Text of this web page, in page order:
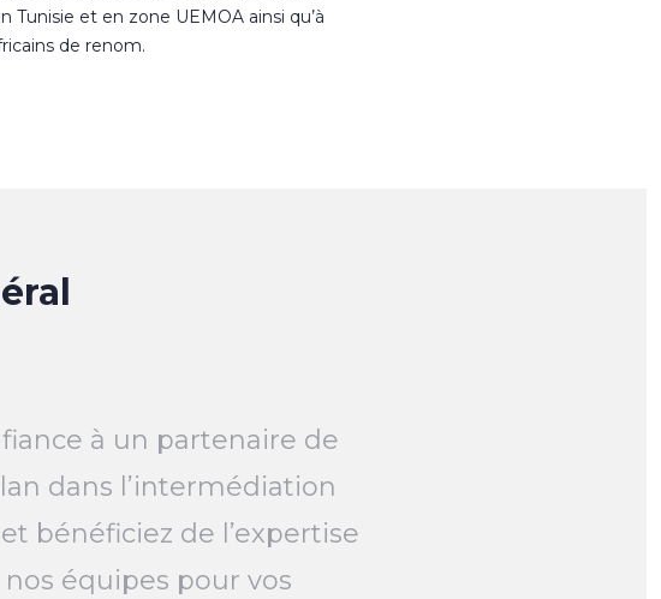
et en zone UEMOA ainsi qu’à
de renom.
à un partenaire de
dans l’intermédiation
bénéficiez de l’expertise
équipes pour vos